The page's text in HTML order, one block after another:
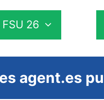
FSU 26
agent.es